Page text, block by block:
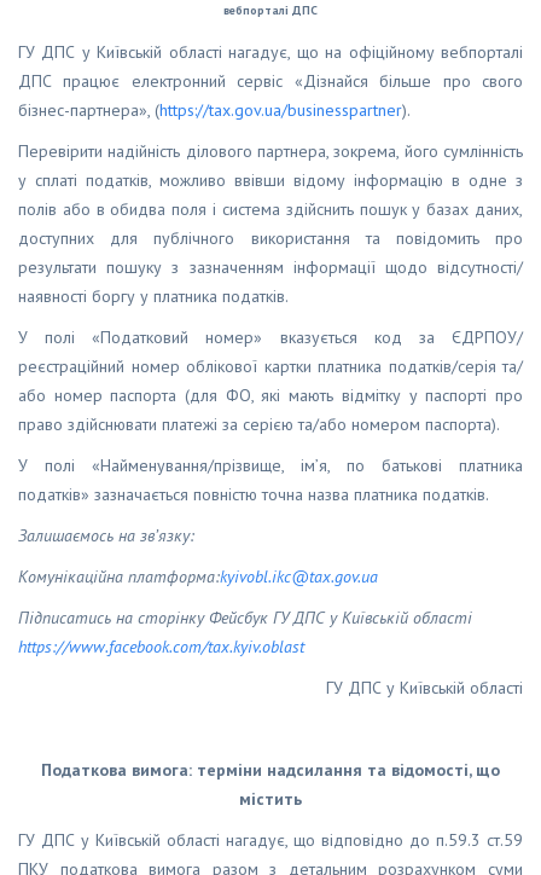
вебпорталі ДПС
ГУ ДПС у Київській області нагадує, що на офіційному вебпорталі
ДПС працює електронний сервіс «Дізнайся більше про свого
бізнес-партнера», (https://tax.gov.ua/businesspartner).
Перевірити надійність ділового партнера, зокрема, його сумлінність
у сплаті податків, можливо ввівши відому інформацію в одне з
полів або в обидва поля і система здійснить пошук у базах даних,
доступних для публічного використання та повідомить про
результати пошуку з зазначенням інформації щодо відсутності/
наявності боргу у платника податків.
У полі «Податковий номер» вказується код за ЄДРПОУ/
реєстраційний номер облікової картки платника податків/серія та/
або номер паспорта (для ФО, які мають відмітку у паспорті про
право здійснювати платежі за серією та/або номером паспорта).
У полі «Найменування/прізвище, ім’я, по батькові платника
податків» зазначається повністю точна назва платника податків.
Залишаємось на зв’язку:
Комунікаційна платформа:kyivobl.ikc@tax.gov.ua
Підписатись на сторінку Фейсбук ГУ ДПС у Київській області
https://www.facebook.com/tax.kyiv.oblast
ГУ ДПС у Київській області
Податкова вимога: терміни надсилання та відомості, що
містить
ГУ ДПС у Київській області нагадує, що відповідно до п.59.3 ст.59
ПКУ податкова вимога разом з детальним розрахунком суми